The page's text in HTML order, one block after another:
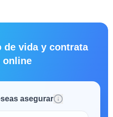
de vida y contrata
online
asegurar